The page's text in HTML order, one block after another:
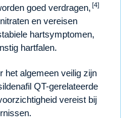
goed verdragen, [4]
en vereisen
hartsymptomen,
hartfalen.
het algemeen veilig zijn
QT-gerelateerde
vereist bij